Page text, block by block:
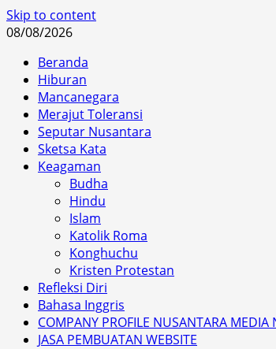
Skip to content
08/08/2026
Beranda
Hiburan
Mancanegara
Merajut Toleransi
Seputar Nusantara
Sketsa Kata
Keagaman
Budha
Hindu
Islam
Katolik Roma
Konghuchu
Kristen Protestan
Refleksi Diri
Bahasa Inggris
COMPANY PROFILE NUSANTARA MEDIA
JASA PEMBUATAN WEBSITE